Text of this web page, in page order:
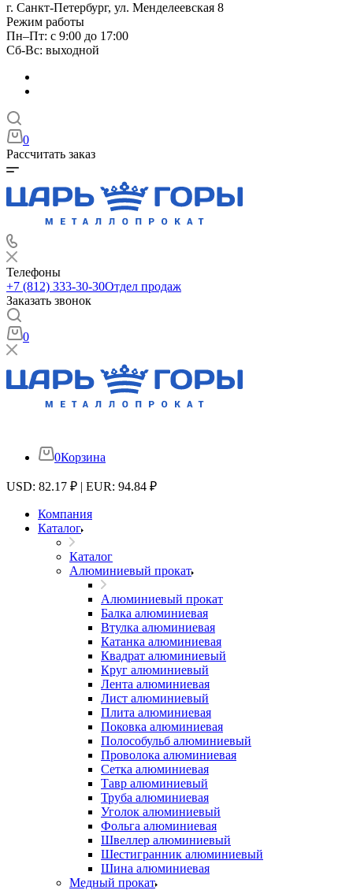
г. Санкт-Петербург, ул. Менделеевская 8
Режим работы
Пн–Пт: с 9:00 до 17:00
Сб-Вс: выходной
0
Рассчитать заказ
Телефоны
+7 (812) 333-30-30Отдел продаж
Заказать звонок
0
0Корзина
USD: 82.17 ₽ | EUR: 94.84 ₽
Компания
Каталог
Каталог
Алюминиевый прокат
Алюминиевый прокат
Балка алюминиевая
Втулка алюминиевая
Катанка алюминиевая
Квадрат алюминиевый
Круг алюминиевый
Лента алюминиевая
Лист алюминиевый
Плита алюминиевая
Поковка алюминиевая
Полособульб алюминиевый
Проволока алюминиевая
Сетка алюминиевая
Тавр алюминиевый
Труба алюминиевая
Уголок алюминиевый
Фольга алюминиевая
Швеллер алюминиевый
Шестигранник алюминиевый
Шина алюминиевая
Медный прокат